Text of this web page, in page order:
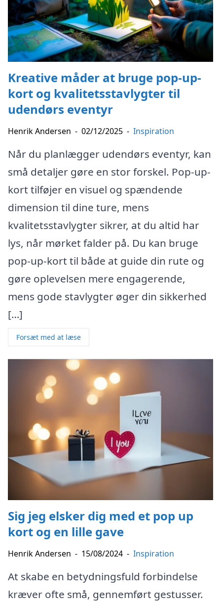
Kreative måder at bruge pop-up-
kort og kvalitetsstavlygter til
udendørs eventyr
Henrik Andersen - 02/12/2025 - Inspiration
Når du planlægger udendørs eventyr, kan
små detaljer gøre en stor forskel. Pop-up-
kort tilføjer en visuel og spændende
dimension til dine ture, mens
kvalitetsstavlygter sikrer, at du altid har
lys, når mørket falder på. Du kan bruge
pop-up-kort til både at guide din rute og
gøre oplevelsen mere engagerende,
mens gode stavlygter øger din sikkerhed
[…]
Forsæt med at læse
Sig jeg elsker dig med et pop up
kort og en lille gave
Henrik Andersen - 15/08/2024 - Inspiration
At skabe en betydningsfuld forbindelse
kræver ofte små, gennemført gestusser.